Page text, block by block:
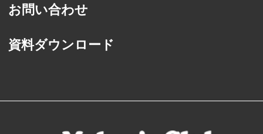
お問い合わせ
資料ダウンロード